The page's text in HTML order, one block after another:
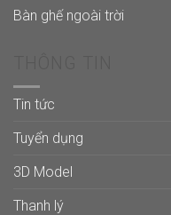
Bàn ghế ngoài trời
Tin tức
Tuyển dụng
3D Model
Thanh lý